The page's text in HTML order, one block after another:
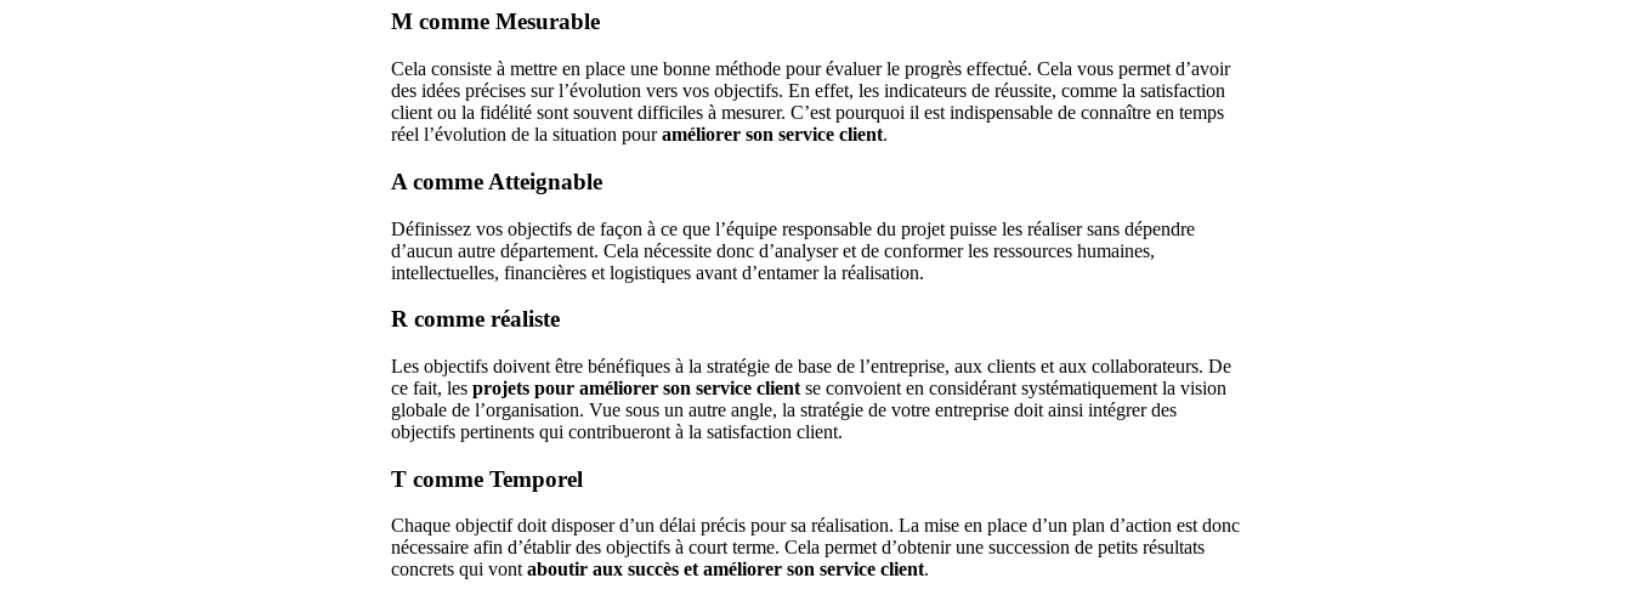
M comme Mesurable
Cela consiste à mettre en place une bonne méthode pour évaluer le progrès effectué. Cela vous permet d’avoir
des idées précises sur l’évolution vers vos objectifs. En effet, les indicateurs de réussite, comme la satisfaction
client ou la fidélité sont souvent difficiles à mesurer. C’est pourquoi il est indispensable de connaître en temps
réel l’évolution de la situation pouraméliorer son service client.
A comme Atteignable
Définissez vos objectifs de façon à ce que l’équipe responsable du projet puisse les réaliser sans dépendre
d’aucun autre département. Cela nécessite donc d’analyser et de conformer les ressources humaines,
intellectuelles, financières et logistiques avant d’entamer la réalisation.
R comme réaliste
Les objectifs doivent être bénéfiques à la stratégie de base de l’entreprise, aux clients et aux collaborateurs. De
ce fait, lesprojets pour améliorer son service client se convoient en considérant systématiquement la vision
globale de l’organisation. Vue sous un autre angle, la stratégie de votre entreprise doit ainsi intégrer des
objectifs pertinents qui contribueront à la satisfaction client.
T comme Temporel
Chaque objectif doit disposer d’un délai précis pour sa réalisation. La mise en place d’un plan d’action est donc
nécessaire afin d’établir des objectifs à court terme. Cela permet d’obtenir une succession de petits résultats
concrets qui vontaboutir aux succès et améliorer son service client.